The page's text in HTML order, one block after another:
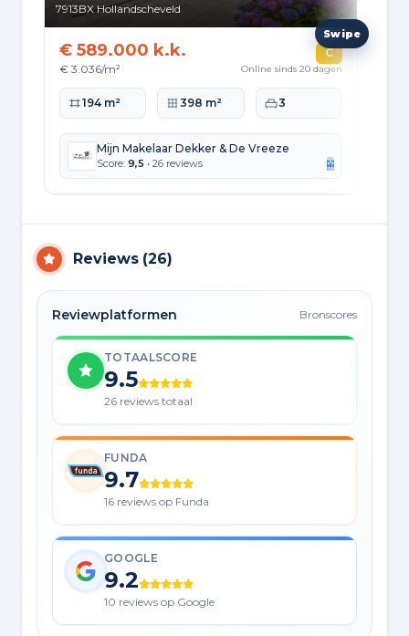
7913BX Hollandscheveld
€ 589.000 k.k.
€ 3.036/m²
C
Online sinds 20 dagen
Woonoppervlakte
194 m² Perceeloppervlakte
398 m² Slaapkamers
3
Mijn Makelaar Dekker & De Vreeze
Score: 9,5 • 26 reviews
Reviews (26)
Reviewplatformen Bronscores
TOTAALSCORE
9.5
26 reviews totaal
FUNDA
9.7
16 reviews op Funda
GOOGLE
9.2
10 reviews op Google